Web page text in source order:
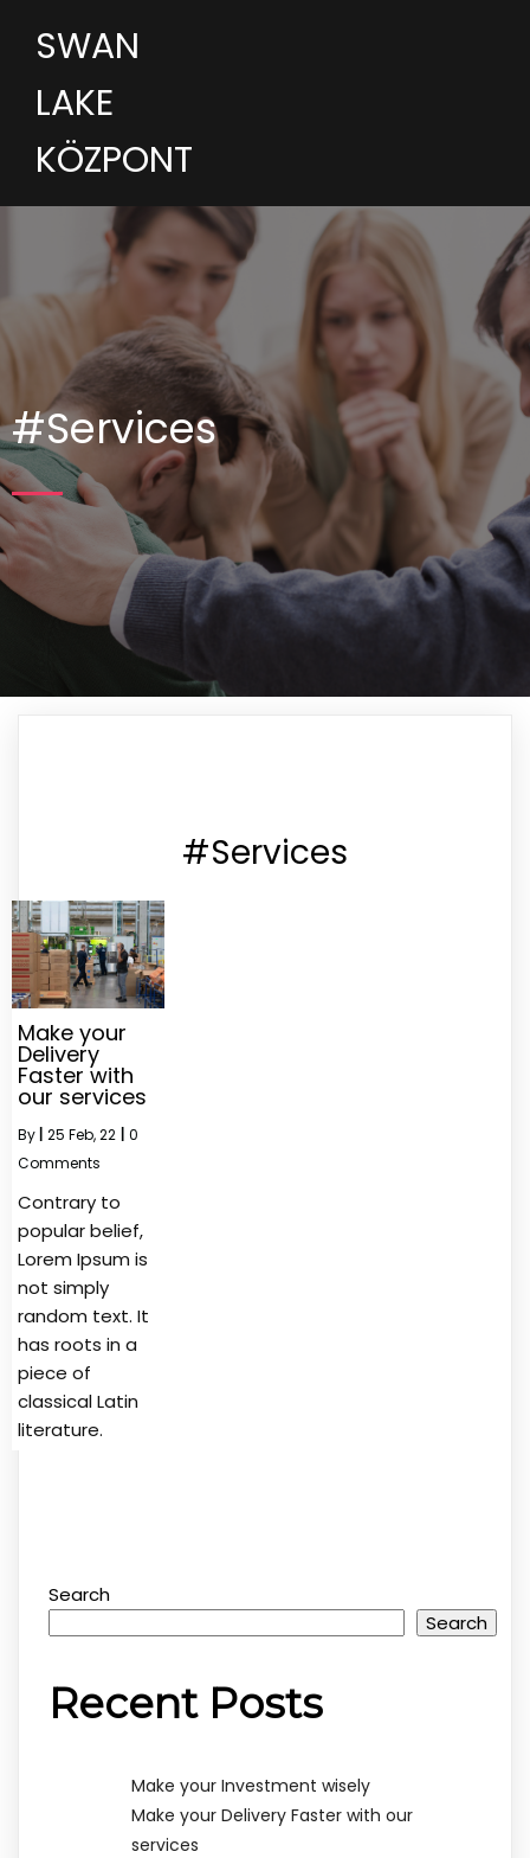
SWAN
LAKE
KÖZPONT
#Services
#Services
Make your
Delivery
Faster with
our services
By 25 Feb, 22
0
Comments
Contrary to
popular belief,
Lorem Ipsum is
not simply
random text. It
has roots in a
piece of
classical Latin
literature.
Search
Search
Recent Posts
Make your Investment wisely
Make your Delivery Faster with our
services